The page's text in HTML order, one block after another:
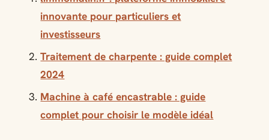
innovante pour particuliers et
investisseurs
Traitement de charpente : guide complet
2024
Machine à café encastrable : guide
complet pour choisir le modèle idéal